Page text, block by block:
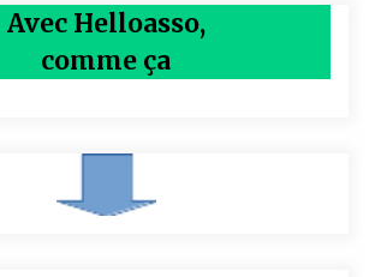
Avec Helloasso,
comme ça